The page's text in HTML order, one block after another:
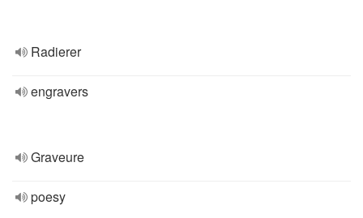
Radierer
engravers
Graveure
poesy